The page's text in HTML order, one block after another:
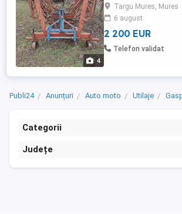
4
Targu Mures, Mures
6 august
2 200 EUR
Telefon validat
Publi24 Anunțuri Auto moto Utilaje
Categorii
Județe